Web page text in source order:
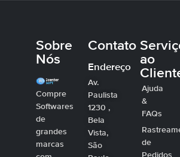
Sobre
Nós
Compre
Softwares
de
grandes
marcas
Contato
Endereço
Av.
Paulista
1230 ,
Bela
Vista,
São
ao
Ajuda
&
FAQs
de
Pedidos